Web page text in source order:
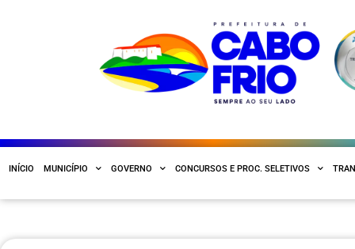
INÍCIO MUNICÍPIO GOVERNO CONCURSOS E PROC. SELETIVOS